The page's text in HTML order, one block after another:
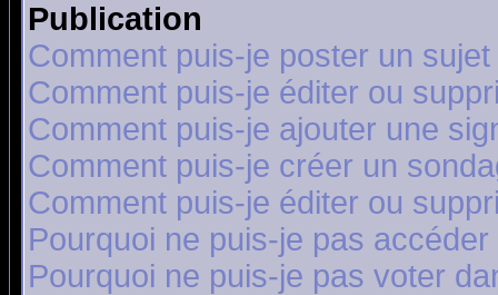
Publication
Comment puis-je poster un
Comment puis-je éditer ou
Comment puis-je ajouter une
Comment puis-je créer un
Comment puis-je éditer ou
Pourquoi ne puis-je pas
Pourquoi ne puis-je pas voter